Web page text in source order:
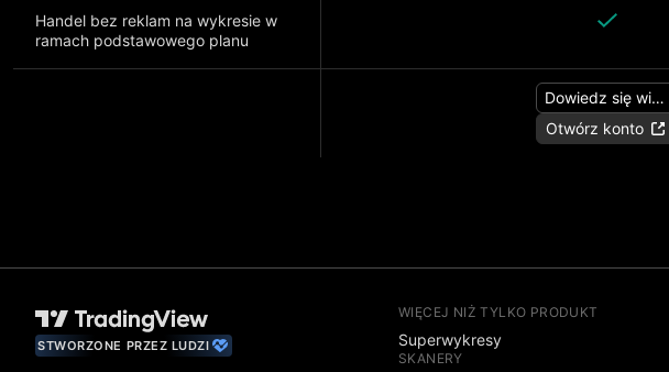
Handel bez reklam na wykresie w
ramach podstawowego planu
Dowiedz się więcej
Otwórz konto
STWORZONE PRZEZ LUDZI
WIĘCEJ NIŻ TYLKO PRODUKT
Superwykresy
SKANERY